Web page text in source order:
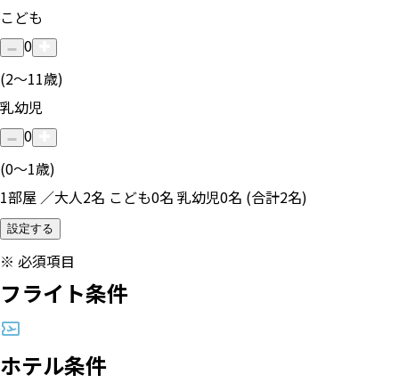
こども
0
(2〜11歳)
乳幼児
0
(0〜1歳)
1部屋 ／大人2名 こども0名 乳幼児0名 (合計2名)
設定する
※ 必須項目
フライト条件
ホテル条件